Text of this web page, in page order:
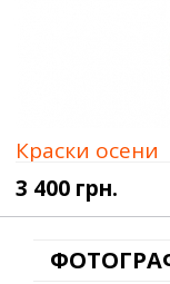
Краски осени
3 400 грн.